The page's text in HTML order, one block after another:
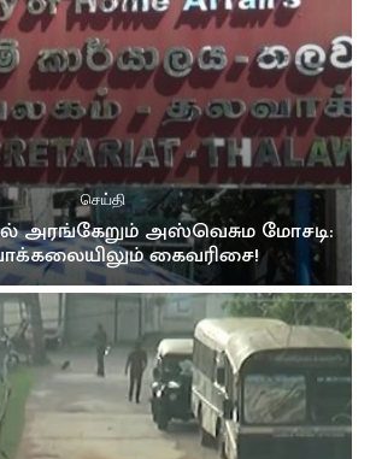
செய்தி
அரங்கேறும் அஸ்வெசும மோசடி:
கைவரிசை!